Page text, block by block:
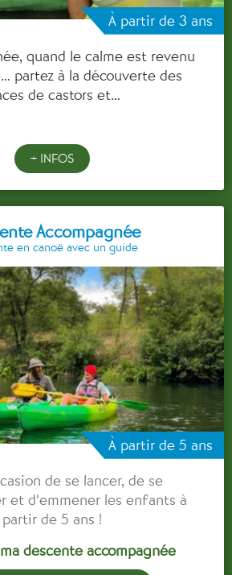
À partir de 3 ans
quand le calme est revenu
partez à la découverte des
de castors et…
+ INFOS
Accompagnée
en canoë avec un guide
À partir de 5 ans
de se lancer, de se
et d’emmener les enfants à
partir de 5 ans !
descente accompagnée